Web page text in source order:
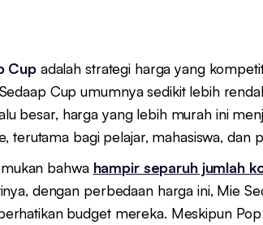
Cupadalah strategi harga yang
Cup umumnya sedikit lebih
besar, harga yang lebih murah ini
terutama bagi pelajar, mahasiswa, dan
bahwa hampir separuh jumlah
dengan perbedaan harga ini, Mie
budget mereka. Meskipun